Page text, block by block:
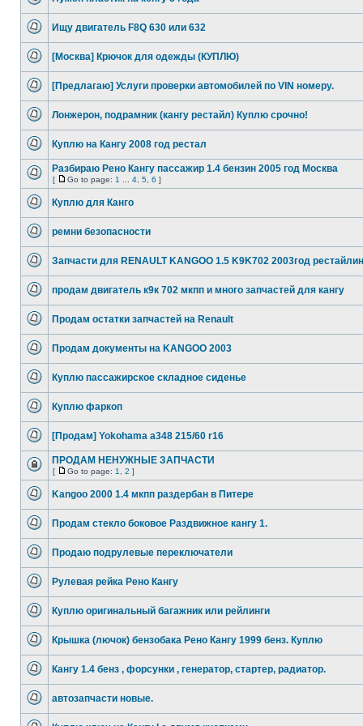
Ищу двигатель F8Q 630 или 632
[Москва] Крючок для одежды (КУПЛЮ)
[Предлагаю] Услуги проверки автомобилей по VIN номеру.
Лонжерон, подрамник (кангу рестайл) Куплю срочно!
Куплю на Кангу 2008 год рестал
Разбираю Рено Кангу пассажир 1.4 бензин 2005 год Москва
[ Go to page: 1 4 5 6 ]
Куплю для Канго
ремни безопасности
Запчасти для RENAULT KANGOO 1.5 K9K702 2003год
продам двигатель к9к 702 мкпп и много запчастей для кангу
Продам остатки запчастей на Renault
Продам документы на KANGOO 2003
Куплю пассажирское складное сиденье
Куплю фаркоп
[Продам] Yokohama a348 215/60 r16
ПРОДАМ НЕНУЖНЫЕ ЗАПЧАСТИ
[ Go to page: 1 2 ]
Kangoo 2000 1.4 мкпп раздербан в Питере
Продам стекло боковое Раздвижное кангу 1.
Продаю подрулевые переключатели
Рулевая рейка Рено Кангу
Куплю оригинальный багажник или рейлинги
Крышка (лючок) бензобака Рено Кангу 1999 бенз. Куплю
Кангу 1.4 бенз , форсунки , генератор, стартер, радиатор.
автозапчасти новые.